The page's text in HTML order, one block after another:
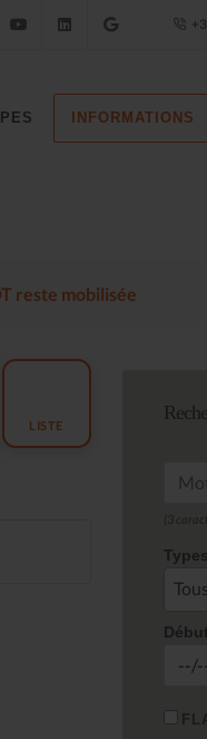
FacebookYouTube LinkedIn Google
INFORMATIONS
reste mobilisée
LISTE
Types
Début